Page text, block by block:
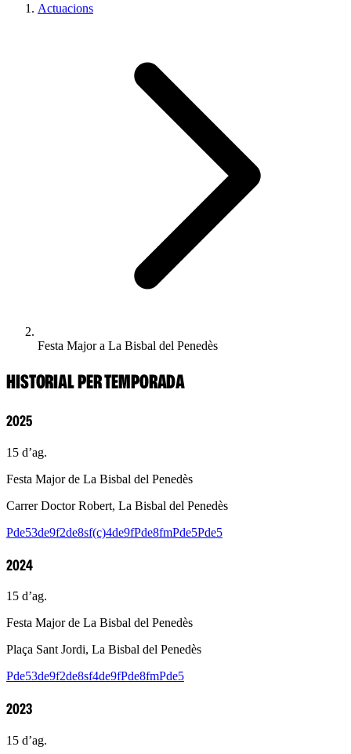
Actuacions
Festa Major a La Bisbal del Penedès
HISTORIAL PER TEMPORADA
2025
15 d’ag.
Festa Major de La Bisbal del Penedès
Carrer Doctor Robert, La Bisbal del Penedès
Pde53de9f2de8sf(c)4de9fPde8fmPde5Pde5
2024
15 d’ag.
Festa Major de La Bisbal del Penedès
Plaça Sant Jordi, La Bisbal del Penedès
Pde53de9f2de8sf4de9fPde8fmPde5
2023
15 d’ag.